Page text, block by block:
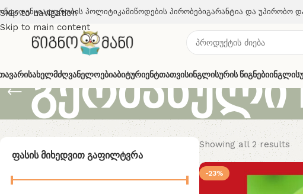
Skip to navigation
Skip to main content
ᲞოლიტიკაᲛიწოდების ᲞირობებიᲒარანტია Და Უპირობო
ᲡახელმძღვანელოებიᲐბიტურიენტთათვისᲘნგლისურის Წიგნები
გერმანული
Ფასის Მიხედვით Გაფილტვრა
Showing all 2 results
-23%